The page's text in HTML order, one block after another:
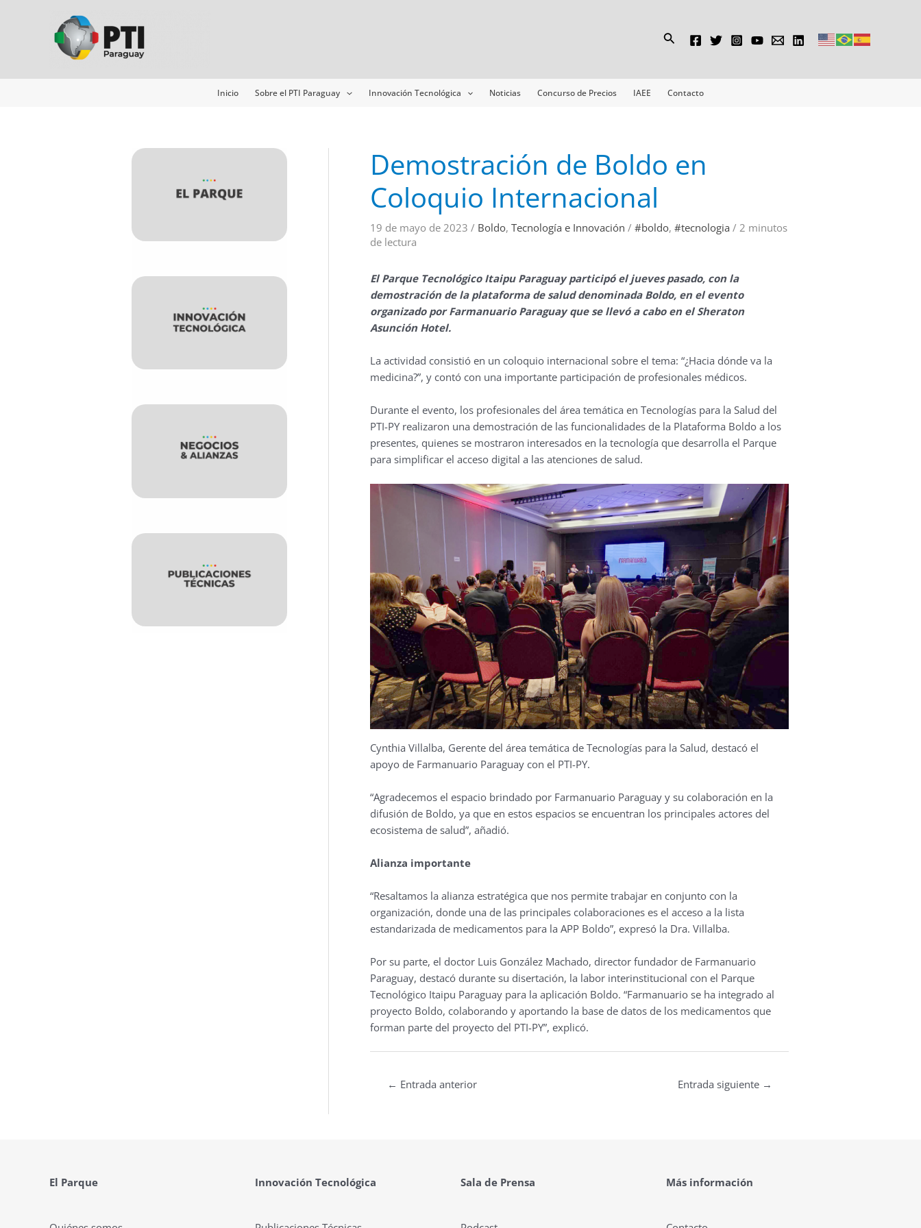
Buscar
Inicio Sobre el PTI Paraguay Innovación Tecnológica Noticias Concurso de Precios IAEE Contacto
Demostración de Boldo en
Coloquio Internacional
19 de mayo de 2023 / Boldo, Tecnología e Innovación / #boldo, #tecnologia / 2 minutos
de lectura
El Parque Tecnológico Itaipu Paraguay participó el jueves pasado, con la
demostración de la plataforma de salud denominada Boldo, en el evento
organizado por Farmanuario Paraguay que se llevó a cabo en el Sheraton
Asunción Hotel.
La actividad consistió en un coloquio internacional sobre el tema: “¿Hacia dónde va la
medicina?”, y contó con una importante participación de profesionales médicos.
Durante el evento, los profesionales del área temática en Tecnologías para la Salud del
PTI-PY realizaron una demostración de las funcionalidades de la Plataforma Boldo a los
presentes, quienes se mostraron interesados en la tecnología que desarrolla el Parque
para simplificar el acceso digital a las atenciones de salud.
Cynthia Villalba, Gerente del área temática de Tecnologías para la Salud, destacó el
apoyo de Farmanuario Paraguay con el PTI-PY.
“Agradecemos el espacio brindado por Farmanuario Paraguay y su colaboración en la
difusión de Boldo, ya que en estos espacios se encuentran los principales actores del
ecosistema de salud”, añadió.
Alianza importante
“Resaltamos la alianza estratégica que nos permite trabajar en conjunto con la
organización, donde una de las principales colaboraciones es el acceso a la lista
estandarizada de medicamentos para la APP Boldo”, expresó la Dra. Villalba.
Por su parte, el doctor Luis González Machado, director fundador de Farmanuario
Paraguay, destacó durante su disertación, la labor interinstitucional con el Parque
Tecnológico Itaipu Paraguay para la aplicación Boldo. “Farmanuario se ha integrado al
proyecto Boldo, colaborando y aportando la base de datos de los medicamentos que
forman parte del proyecto del PTI-PY”, explicó.
← Entrada anterior Entrada siguiente →
El Parque Innovación Tecnológica Sala de Prensa Más información